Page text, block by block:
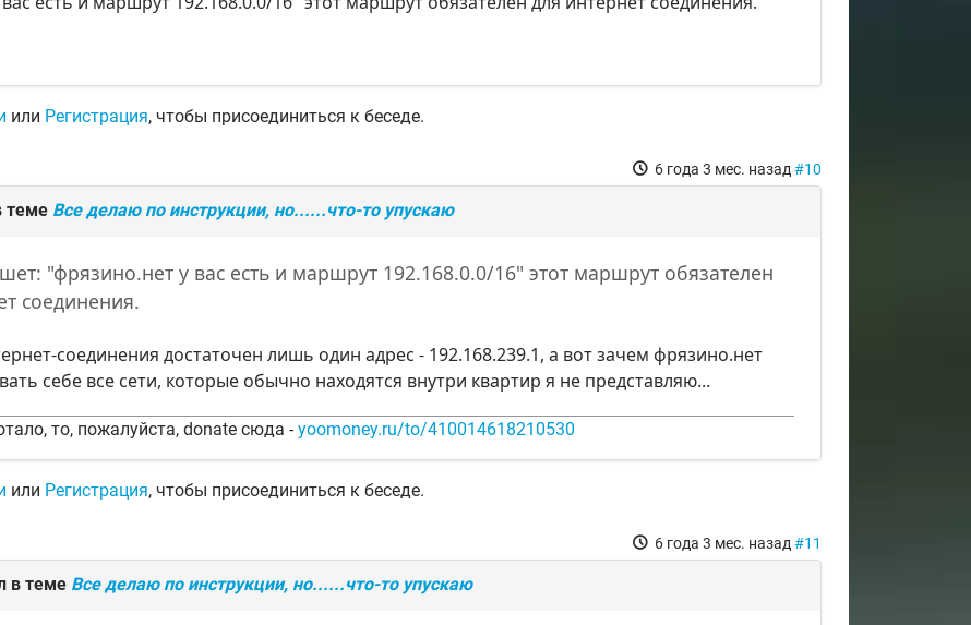
или Регистрация, чтобы присоединиться к беседе.
6 года 3 мес. назад #10
теме Все делаю по инструкции, но......что-то упускаю
"фрязино.нет у вас есть и маршрут 192.168.0.0/16" этот маршрут обязателен
соединения.
соединения достаточен лишь один адрес - 192.168.239.1, а вот зачем фрязино.нет
себе все сети, которые обычно находятся внутри квартир я не представляю...
то, пожалуйста, donate сюда -yoomoney.ru/to/410014618210530
или Регистрация, чтобы присоединиться к беседе.
6 года 3 мес. назад #11
в теме Все делаю по инструкции, но......что-то упускаю